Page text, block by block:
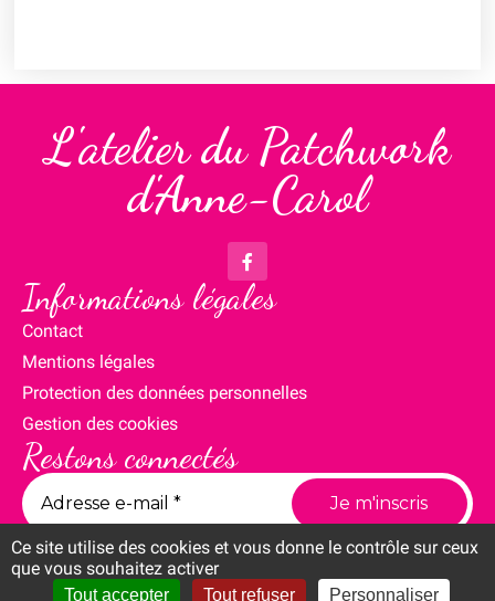
L'atelier du Patchwork
d'Anne-Carol
Informations légales
Contact
Mentions légales
Protection des données personnelles
Gestion des cookies
Restons connectés
Ce site utilise des cookies et vous donne le contrôle sur ceux
que vous souhaitez activer
Tout accepter Tout refuser Personnaliser